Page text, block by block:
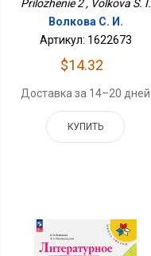
Prilozhenie 2 , Volkova S. I.
Волкова С. И.
Артикул: 1622673
$14.32
Доставка за 14–20 дней
КУПИТЬ